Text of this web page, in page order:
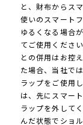
と、財布からス
使いのスマート
ゆるくなる場合
てご使用くださ
との併用はお控
た場合、当社で
ラップをご使用
は、先にスマー
ラップを外して
んだ状態でショ